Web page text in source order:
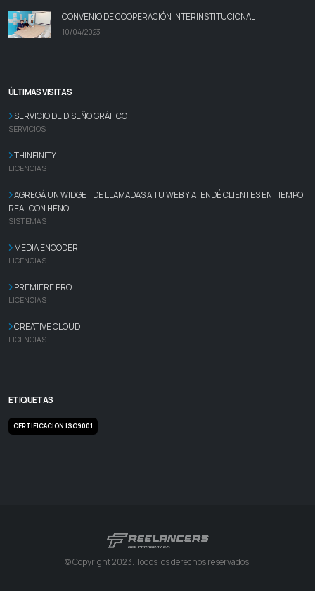
CONVENIO DE COOPERACIÓN INTERINSTITUCIONAL
10/04/2023
ÚLTIMAS VISITAS
SERVICIO DE DISEÑO GRÁFICO
SERVICIOS
THINFINITY
LICENCIAS
AGREGÁ UN WIDGET DE LLAMADAS A TU WEB Y ATENDÉ CLIENTES EN TIEMPO
REAL CON HENOI
SISTEMAS
MEDIA ENCODER
LICENCIAS
PREMIERE PRO
LICENCIAS
CREATIVE CLOUD
LICENCIAS
ETIQUETAS
CERTIFICACION ISO9001
© Copyright 2023. Todos los derechos reservados.